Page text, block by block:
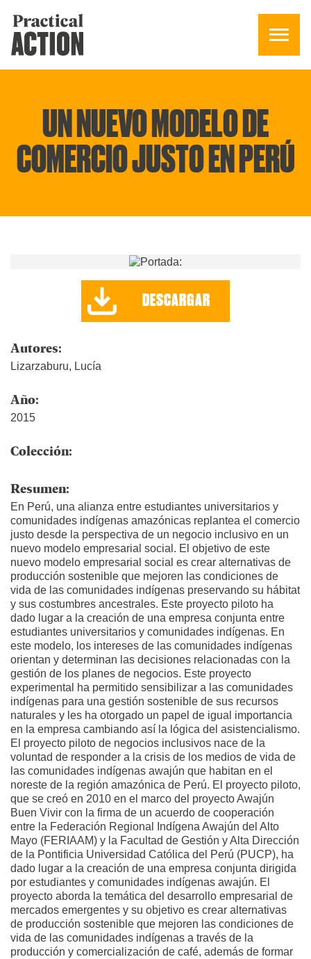
UN NUEVO MODELO DE
COMERCIO JUSTO EN PERÚ
DESCARGAR
Autores:
Lizarzaburu, Lucía
Año:
2015
Colección:
Resumen:
En Perú, una alianza entre estudiantes universitarios y
comunidades indígenas amazónicas replantea el comercio
justo desde la perspectiva de un negocio inclusivo en un
nuevo modelo empresarial social. El objetivo de este
nuevo modelo empresarial social es crear alternativas de
producción sostenible que mejoren las condiciones de
vida de las comunidades indígenas preservando su hábitat
y sus costumbres ancestrales. Este proyecto piloto ha
dado lugar a la creación de una empresa conjunta entre
estudiantes universitarios y comunidades indígenas. En
este modelo, los intereses de las comunidades indígenas
orientan y determinan las decisiones relacionadas con la
gestión de los planes de negocios. Este proyecto
experimental ha permitido sensibilizar a las comunidades
indígenas para una gestión sostenible de sus recursos
naturales y les ha otorgado un papel de igual importancia
en la empresa cambiando así la lógica del asistencialismo.
El proyecto piloto de negocios inclusivos nace de la
voluntad de responder a la crisis de los medios de vida de
las comunidades indígenas awajún que habitan en el
noreste de la región amazónica de Perú. El proyecto piloto,
que se creó en 2010 en el marco del proyecto Awajún
Buen Vivir con la firma de un acuerdo de cooperación
entre la Federación Regional Indígena Awajún del Alto
Mayo (FERIAAM) y la Facultad de Gestión y Alta Dirección
de la Pontificia Universidad Católica del Perú (PUCP), ha
dado lugar a la creación de una empresa conjunta dirigida
por estudiantes y comunidades indígenas awajún. El
proyecto aborda la temática del desarrollo empresarial de
mercados emergentes y su objetivo es crear alternativas
de producción sostenible que mejoren las condiciones de
vida de las comunidades indígenas a través de la
producción y comercialización de café, además de formar